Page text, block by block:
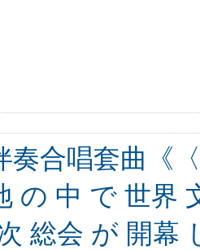
奏合唱套曲《
の 中 で 世界
総会 が 開幕